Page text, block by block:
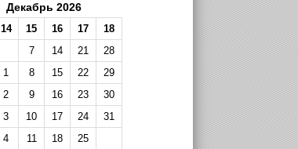
Декабрь 2026
14 15 16 17
18
7 14 21
28
1 8 15 22
29
2 9 16 23
30
3 10 17 24
31
4 11 18
25